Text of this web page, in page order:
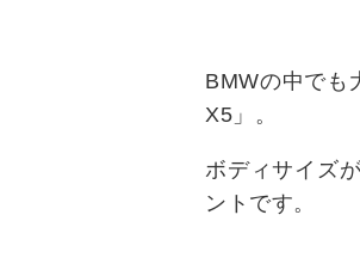
BMWの中でも
X5」。
ボディサイズ
ントです。